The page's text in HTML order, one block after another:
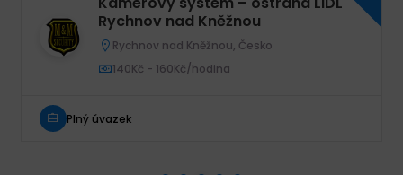
Rychnov nad Kněžnou
Rychnov nad Kněžnou, Česko
140Kč - 160Kč/hodina
Plný úvazek